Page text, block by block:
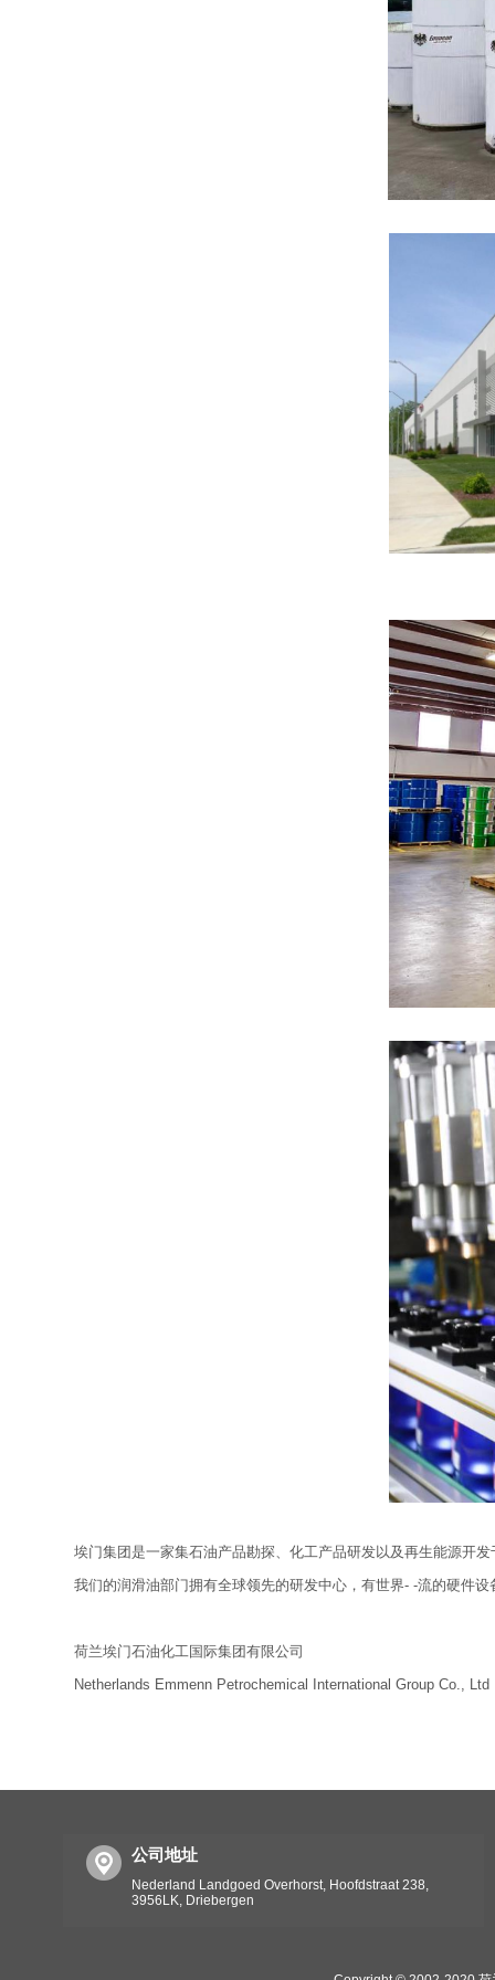
埃门集团是一家集石油产品勘探、化工产品研发以及再生能源开
我们的润滑油部门拥有全球领先的研发中心，有世界- -流的硬件
荷兰埃门石油化工国际集团有限公司
Netherlands Emmenn Petrochemical International Group Co., Ltd
公司地址
Nederland Landgoed Overhorst, Hoofdstraat 238,
3956LK, Driebergen